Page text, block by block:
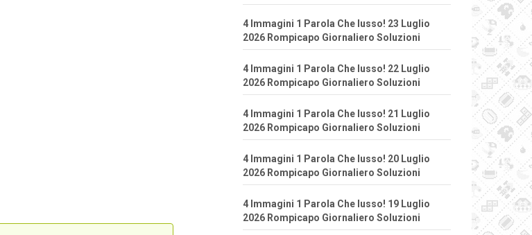
4 Immagini 1 Parola Che lusso! 23 Luglio
2026 Rompicapo Giornaliero Soluzioni
4 Immagini 1 Parola Che lusso! 22 Luglio
2026 Rompicapo Giornaliero Soluzioni
4 Immagini 1 Parola Che lusso! 21 Luglio
2026 Rompicapo Giornaliero Soluzioni
4 Immagini 1 Parola Che lusso! 20 Luglio
2026 Rompicapo Giornaliero Soluzioni
4 Immagini 1 Parola Che lusso! 19 Luglio
2026 Rompicapo Giornaliero Soluzioni